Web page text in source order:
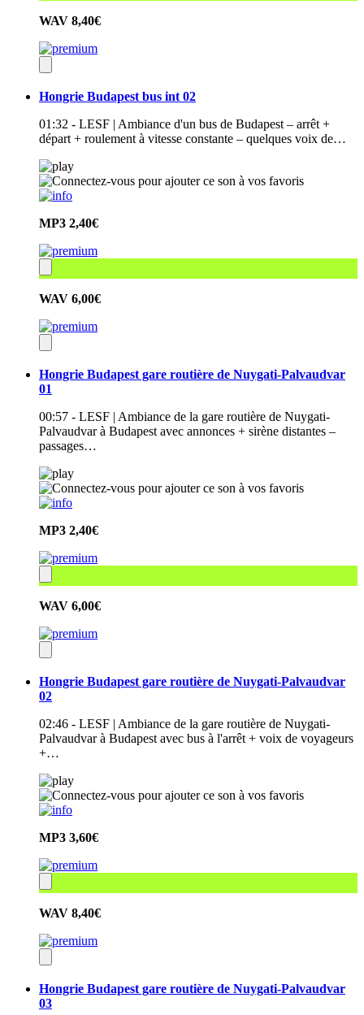
WAV 8,40€
Hongrie Budapest bus int 02
01:32 - LESF | Ambiance d'un bus de Budapest – arrêt +
départ + roulement à vitesse constante – quelques voix de…
MP3 2,40€
WAV 6,00€
Hongrie Budapest gare routière de Nuygati-Palvaudvar
01
00:57 - LESF | Ambiance de la gare routière de Nuygati-
Palvaudvar à Budapest avec annonces + sirène distantes –
passages…
MP3 2,40€
WAV 6,00€
Hongrie Budapest gare routière de Nuygati-Palvaudvar
02
02:46 - LESF | Ambiance de la gare routière de Nuygati-
Palvaudvar à Budapest avec bus à l'arrêt + voix de voyageurs
+…
MP3 3,60€
WAV 8,40€
Hongrie Budapest gare routière de Nuygati-Palvaudvar
03